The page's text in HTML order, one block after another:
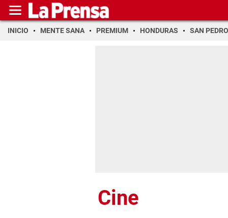
INICIO MENTE SANA PREMIUM HONDURAS SAN PEDRO
Cine